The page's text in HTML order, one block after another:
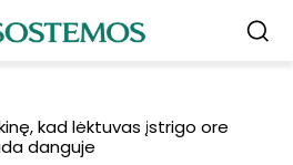
kad lėktuvas įstrigo ore
danguje